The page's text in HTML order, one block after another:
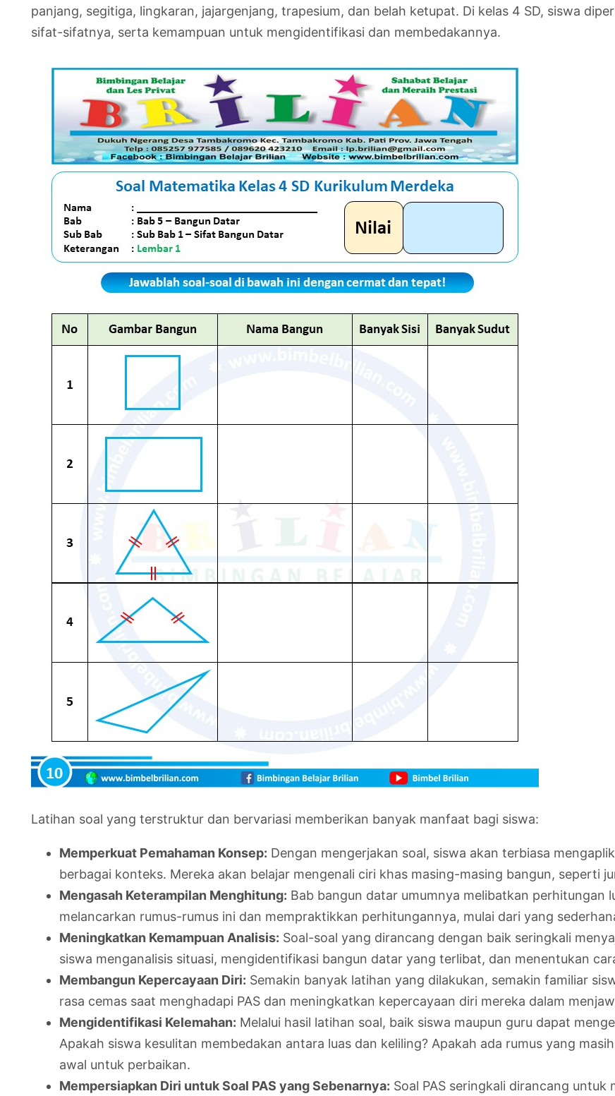
panjang, segitiga, lingkaran, jajargenjang, trapesium, dan belah ketupat. Di kelas 4 SD, siswa
sifat-sifatnya, serta kemampuan untuk mengidentifikasi dan membedakannya.
Latihan soal yang terstruktur dan bervariasi memberikan banyak manfaat bagi siswa:
Memperkuat Pemahaman Konsep: Dengan mengerjakan soal, siswa akan terbiasa
berbagai konteks. Mereka akan belajar mengenali ciri khas masing-masing bangun, seperti
Mengasah Keterampilan Menghitung: Bab bangun datar umumnya melibatkan perhitungan
melancarkan rumus-rumus ini dan mempraktikkan perhitungannya, mulai dari yang
Meningkatkan Kemampuan Analisis: Soal-soal yang dirancang dengan baik seringkali
siswa menganalisis situasi, mengidentifikasi bangun datar yang terlibat, dan menentukan
Membangun Kepercayaan Diri: Semakin banyak latihan yang dilakukan, semakin familiar
rasa cemas saat menghadapi PAS dan meningkatkan kepercayaan diri mereka dalam
Mengidentifikasi Kelemahan: Melalui hasil latihan soal, baik siswa maupun guru dapat
Apakah siswa kesulitan membedakan antara luas dan keliling? Apakah ada rumus yang
awal untuk perbaikan.
Mempersiapkan Diri untuk Soal PAS yang Sebenarnya: Soal PAS seringkali dirancang